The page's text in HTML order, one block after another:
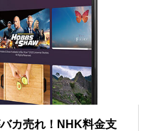
カ売れ！NHK料金支